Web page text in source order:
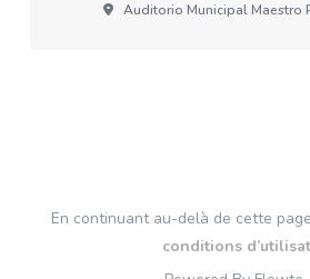
Auditorio Municipal Maestro
En continuant au-delà de cette
conditions